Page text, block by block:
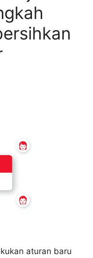
aturan baru